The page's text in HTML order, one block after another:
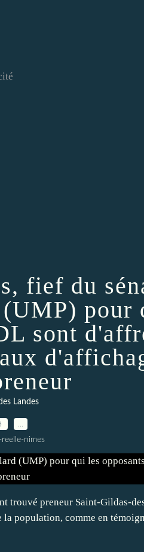
fief du
pour
sont
Landes
nimes
trouvé preneur Saint-Gildas-
population, comme en